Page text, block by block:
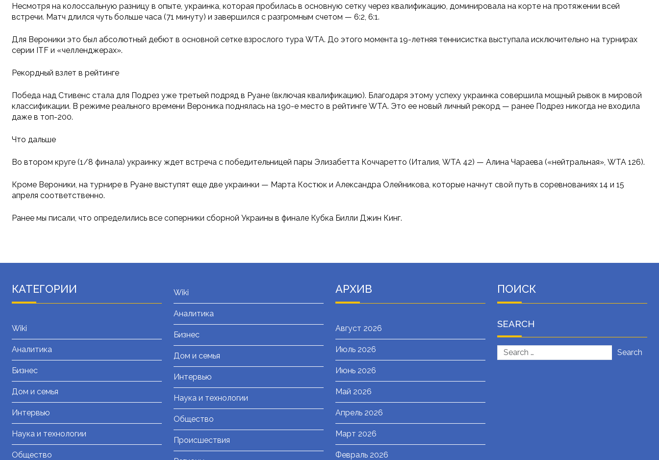
Несмотря на колоссальную разницу в опыте, украинка, которая пробилась в основную сетку через квалификацию, доминировала на корте на протяжении всей
встречи. Матч длился чуть больше часа (71 минуту) и завершился с разгромным счетом — 6:2, 6:1.
Для Вероники это был абсолютный дебют в основной сетке взрослого тура WTA. До этого момента 19-летняя теннисистка выступала исключительно на турнирах
серии ITF и «челленджерах».
Рекордный взлет в рейтинге
Победа над Стивенс стала для Подрез уже третьей подряд в Руане (включая квалификацию). Благодаря этому успеху украинка совершила мощный рывок в мировой
классификации. В режиме реального времени Вероника поднялась на 190-е место в рейтинге WTA. Это ее новый личный рекорд — ранее Подрез никогда не входила
даже в топ-200.
Что дальше
Во втором круге (1/8 финала) украинку ждет встреча с победительницей пары Элизабетта Коччаретто (Италия, WTA 42) — Алина Чараева («нейтральная», WTA 126).
Кроме Вероники, на турнире в Руане выступят еще две украинки — Марта Костюк и Александра Олейникова, которые начнут свой путь в соревнованиях 14 и 15
апреля соответственно.
Ранее мы писали, что определились все соперники сборной Украины в финале Кубка Билли Джин Кинг.
КАТЕГОРИИ
Wiki
Аналитика
Бизнес
Дом и семья
Интервью
Наука и технологии
Общество
Wiki
Аналитика
Бизнес
Дом и семья
Интервью
Наука и технологии
Общество
Происшествия
АРХИВ
Август 2026
Июль 2026
Июнь 2026
Май 2026
Апрель 2026
Март 2026
Февраль 2026
ПОИСК
SEARCH
Search